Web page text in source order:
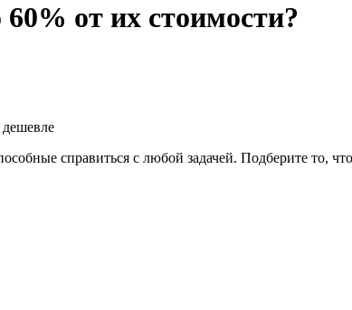
от их стоимости?
дешевле
справиться с любой задачей. Подберите то,